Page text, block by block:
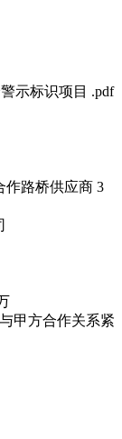
示标识项目 .pdf
作路桥供应商 3
甲方合作关系紧